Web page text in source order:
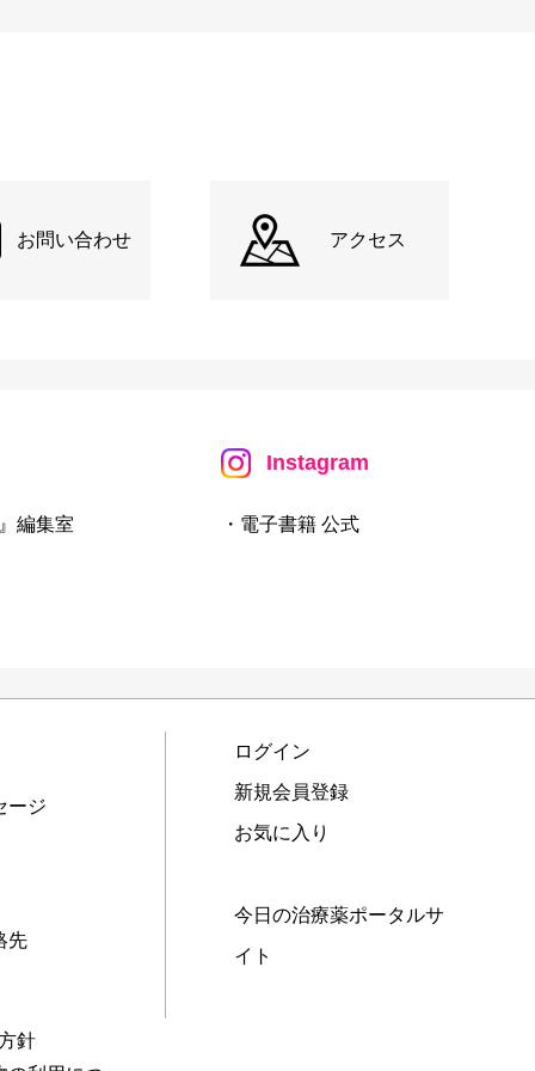
お問い合わせ アクセス
編集室
Instagram
・電子書籍 公式
ージ
先
針
ログイン
新規会員登録
お気に入り
今日の治療薬ポータルサ
イト